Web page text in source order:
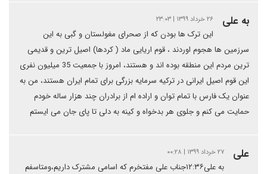
به علی ۲۶ خرداد ۱۳۹۹ | ۲۳:۰۳
این ترک ها بودن که از صحرای مغولستان و گبی به این
سرزمین ها هجوم اوردند ، قوم اریایی ماد ( کردها) اصیل ترین و قدیمی
ترین مردم این منطقه بوده اند و هستند، امروز با جمعیت 35 میلیون نفری
این قوم اصیل ایرانی در ترکیه سرمایه بزرگی برای تمام ایران هستند، من به
عنوان یک فارس با تمام توان و اراده ام از برادران چند هزار ساله خودم
حمایت می کنم و جلوی هر بدخواه و کینه به دلی تا پای جان می ایستم
علی ۲۷ خرداد ۱۳۹۹ | ۰۰:۲۸
به علی۱۲:۳۶جناب علی مفتخرم که اسامی مشترک داریم،ومتاسفم